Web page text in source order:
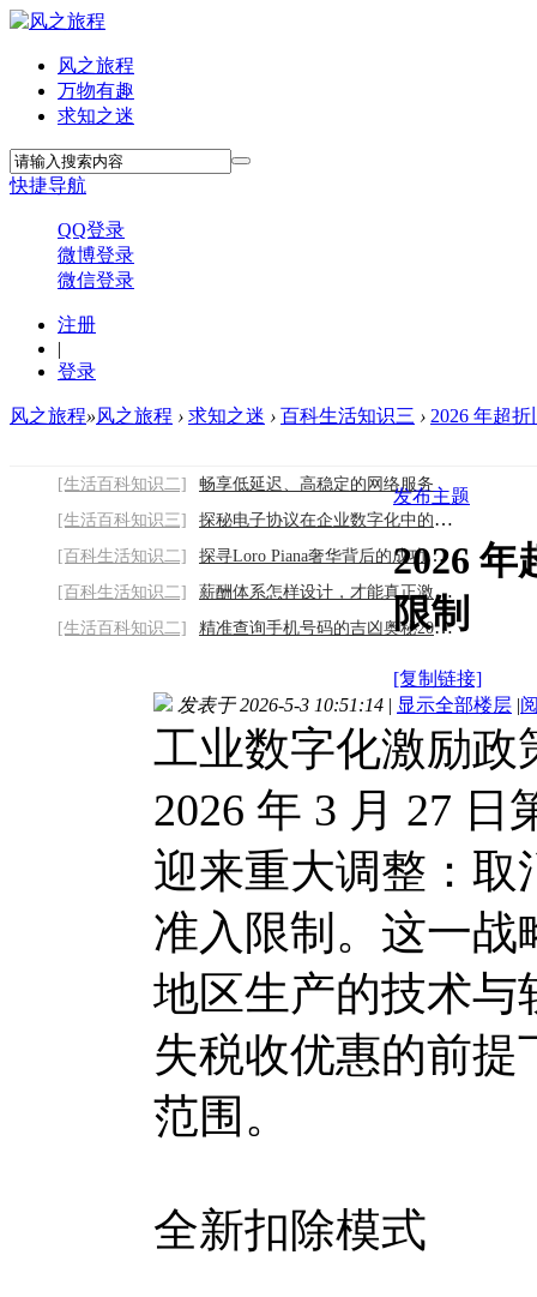
风之旅程
万物有趣
求知之迷
快捷导航
QQ登录
微博登录
微信登录
注册
|
登录
风之旅程»风之旅程 › 求知之迷 › 百科生活知识三 › 2026 年超
[生活百科知识二]
畅享低延迟、高稳定的网络服务
[生活百科知识三]
探秘电子协议在企业数字化中的关键作用2026
[百科生活知识二]
探寻Loro Piana奢华背后的成功密码2026/8/6
[百科生活知识二]
薪酬体系怎样设计，才能真正激发员工？2026
[生活百科知识二]
精准查询手机号码的吉凶奥秘2026/8/6
发布主题
2026 年
限制
[复制链接]
发表于 2026-5-3 10:51:14 | 显示全部楼层 |
工业数字化激励政
2026 年 3 月 27
迎来重大调整：取
准入限制。这一战
地区生产的技术与
失税收优惠的前
范围。
全新扣除模式